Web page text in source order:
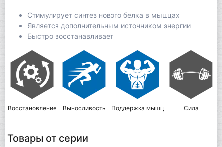
Стимулирует синтез нового белка в мышцах
Является дополнительным источником энергии
Быстро восстанавливает
Восстановление Выносливость Поддержка мышц Сила
Товары от серии